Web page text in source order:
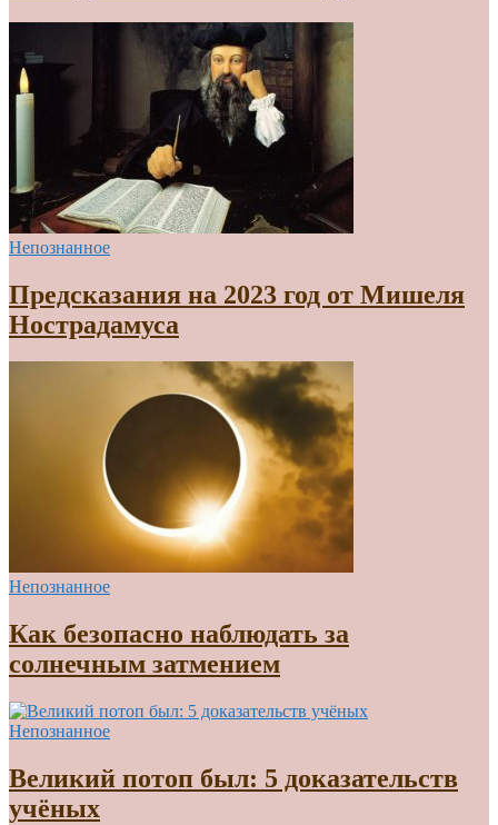
Непознанное
Предсказания на 2023 год от Мишеля
Нострадамуса
Непознанное
Как безопасно наблюдать за
солнечным затмением
Непознанное
Великий потоп был: 5 доказательств
учёных